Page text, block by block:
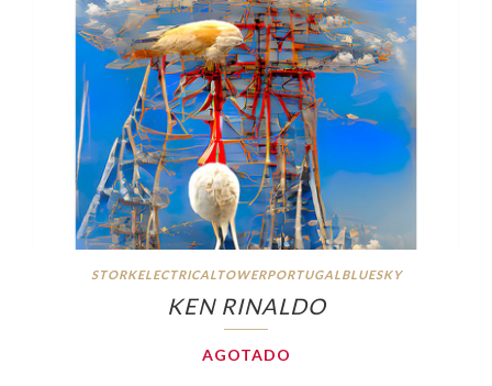
STORKELECTRICALTOWERPORTUGALBLUESKY
KEN RINALDO
AGOTADO